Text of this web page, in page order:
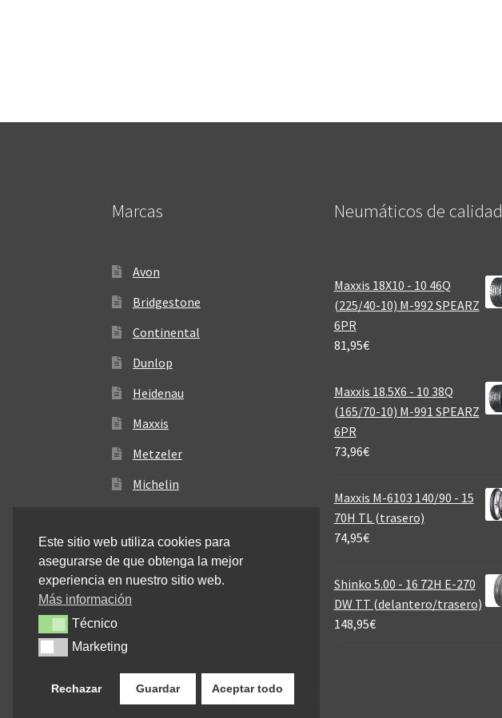
Marcas
Avon
Bridgestone
Continental
Dunlop
Heidenau
Maxxis
Metzeler
Michelin
Pirelli
Neumáticos de calidad‎
Maxxis 18X10 - 10 46Q
(225/40-10) M-992 SPEARZ
6PR
81,95€
Maxxis 18.5X6 - 10 38Q
(165/70-10) M-991 SPEARZ
6PR
73,96€
Maxxis M-6103 140/90 - 15
70H TL (trasero)
74,95€
Shinko 5.00 - 16 72H E-270
DW TT (delantero/trasero)
148,95€
Este sitio web utiliza cookies para
asegurarse de que obtenga la mejor
experiencia en nuestro sitio web.
Más información
TécnicoTécnico
MarketingMarketing
Rechazar Guardar Aceptar todo